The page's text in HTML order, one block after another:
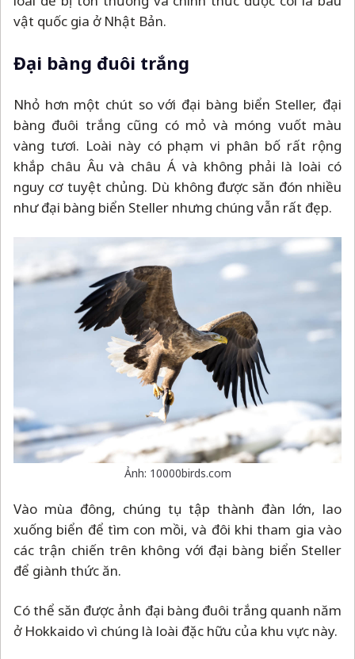
vật quốc gia ở Nhật Bản.
Đại bàng đuôi trắng
Nhỏ hơn một chút so với đại bàng biển Steller, đại
bàng đuôi trắng cũng có mỏ và móng vuốt màu
vàng tươi. Loài này có phạm vi phân bố rất rộng
khắp châu Âu và châu Á và không phải là loài có
nguy cơ tuyệt chủng. Dù không được săn đón nhiều
như đại bàng biển Steller nhưng chúng vẫn rất đẹp.
Ảnh: 10000birds.com
Vào mùa đông, chúng tụ tập thành đàn lớn, lao
xuống biển để tìm con mồi, và đôi khi tham gia vào
các trận chiến trên không với đại bàng biển Steller
để giành thức ăn.
Có thể săn được ảnh đại bàng đuôi trắng quanh năm
ở Hokkaido vì chúng là loài đặc hữu của khu vực này.